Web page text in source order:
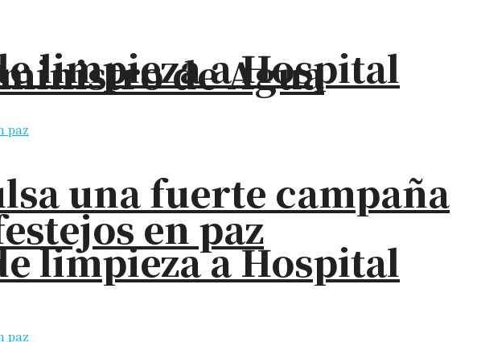
de Agua
limpieza a Hospital
limpieza a Hospital
una fuerte campaña
en paz